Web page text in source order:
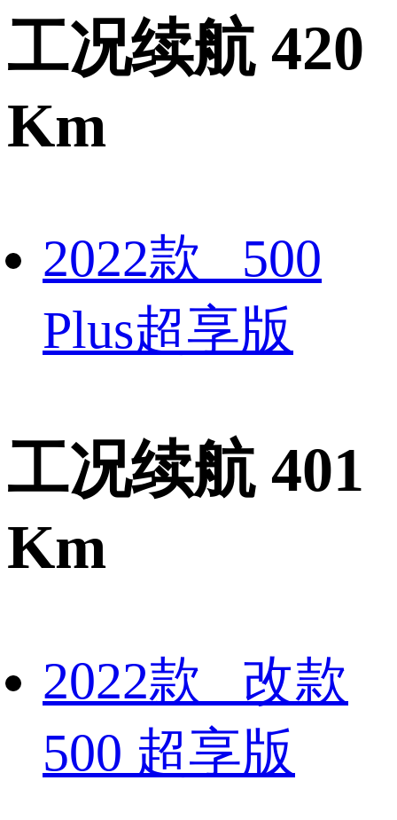
工况续航 420
Km
2022款 500
Plus超享版
工况续航 401
Km
2022款 改款
500 超享版